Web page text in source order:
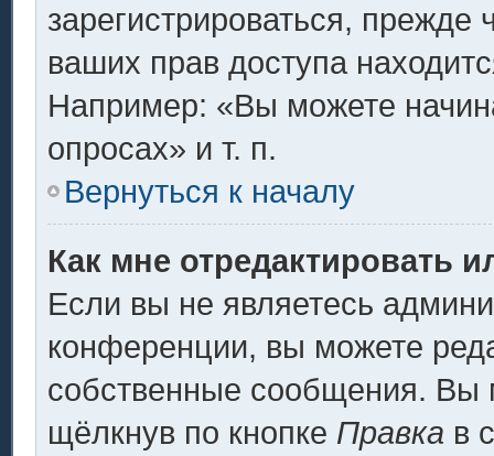
зарегистрироваться,
ваших прав доступа
Например: «Вы можете
опросах» и т. п.
Вернуться к началу
Как мне отредактировать
Если вы не являетесь
конференции, вы можете
собственные сообщения. Вы
щёлкнув по кнопке Правка в